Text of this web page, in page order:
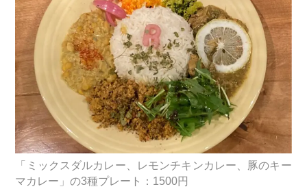
「ミックスダルカレー、レモンチキンカレー、豚のキー
マカレー」の3種プレート：1500円